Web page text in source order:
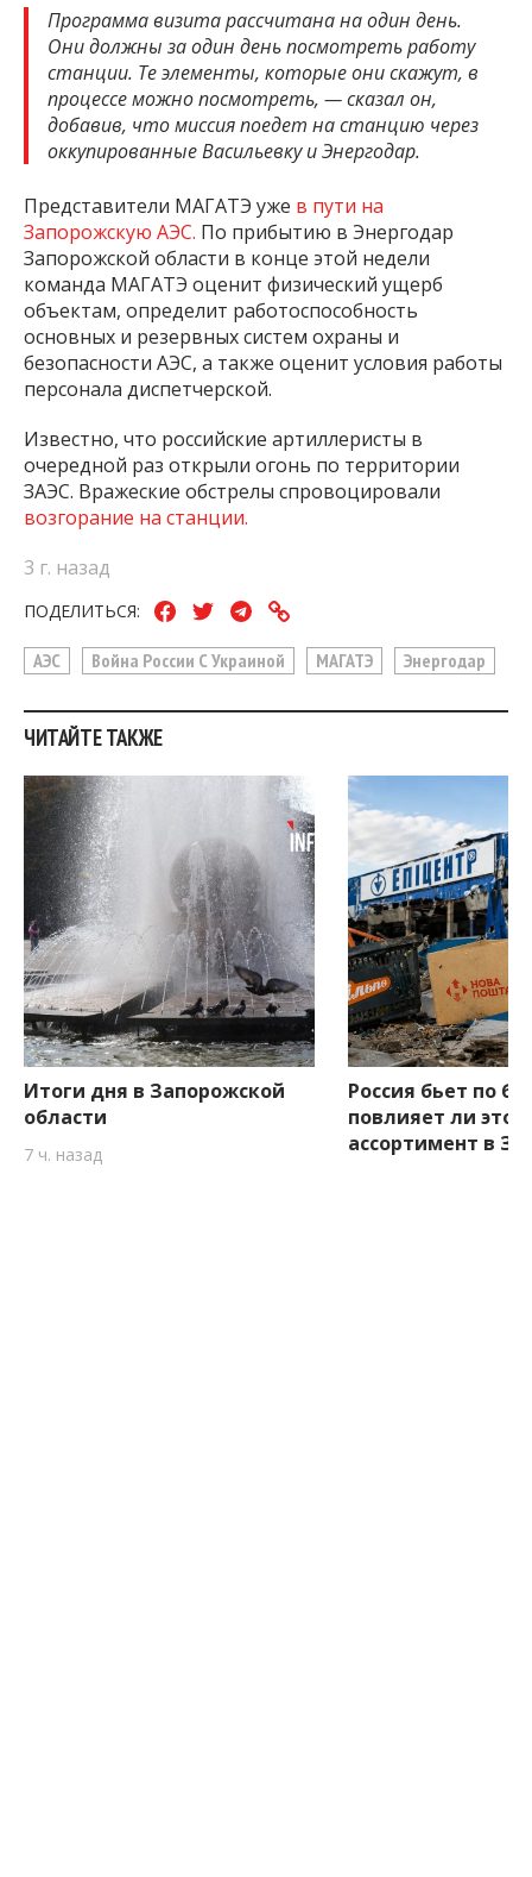
Программа визита рассчитана на один день.
Они должны за один день посмотреть работу
станции. Те элементы, которые они скажут, в
процессе можно посмотреть, — сказал он,
добавив, что миссия поедет на станцию ​​через
оккупированные Васильевку и Энергодар.
Представители МАГАТЭ уже в пути на
Запорожскую АЭС. По прибытию в Энергодар
Запорожской области в конце этой недели
команда МАГАТЭ оценит физический ущерб
объектам, определит работоспособность
основных и резервных систем охраны и
безопасности АЭС, а также оценит условия работы
персонала диспетчерской.
Известно, что российские артиллеристы в
очередной раз открыли огонь по территории
ЗАЭС. Вражеские обстрелы спровоцировали
возгорание на станции.
3 г. назад
ПОДЕЛИТЬСЯ:
АЭС Война России С Украиной МАГАТЭ Энергодар
ЧИТАЙТЕ ТАКЖЕ
Итоги дня в Запорожской
области
7 ч. назад
Россия бьет по
повлияет ли это
ассортимент в